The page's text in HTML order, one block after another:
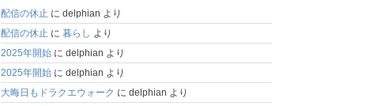
配信の休止 に delphian より
配信の休止 に 暮らし より
2025年開始に delphian より
2025年開始に delphian より
大晦日もドラクエウォーク に delphian より